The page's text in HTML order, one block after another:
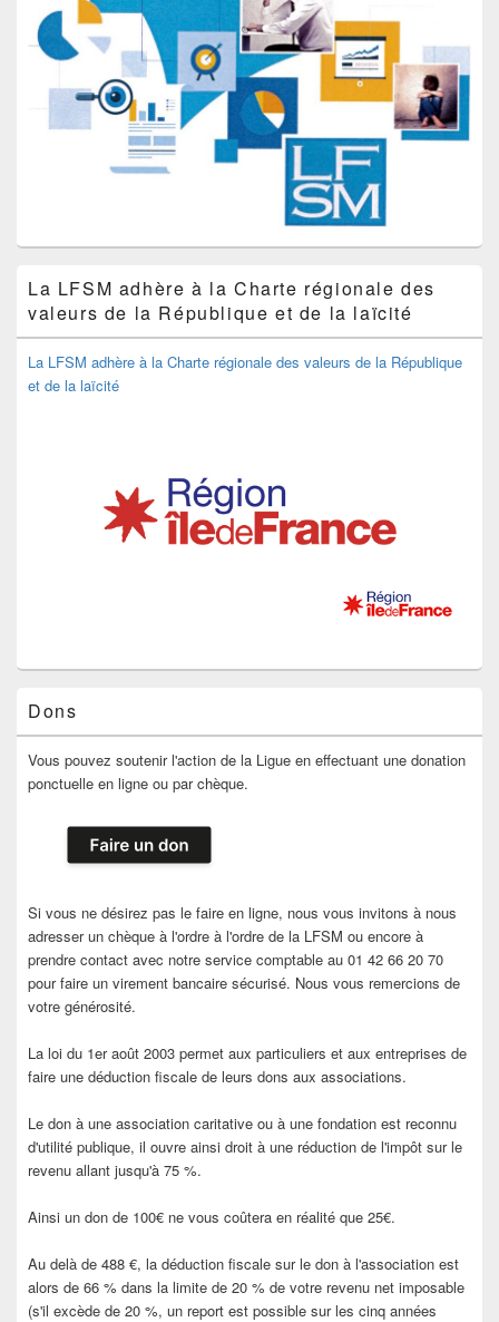
La LFSM adhère à la Charte régionale des
valeurs de la République et de la laïcité
La LFSM adhère à la Charte régionale des valeurs de la République
et de la laïcité
Dons
Vous pouvez soutenir l'action de la Ligue en effectuant une donation
ponctuelle en ligne ou par chèque.
Si vous ne désirez pas le faire en ligne, nous vous invitons à nous
adresser un chèque à l'ordre à l'ordre de la LFSM ou encore à
prendre contact avec notre service comptable au 01 42 66 20 70
pour faire un virement bancaire sécurisé. Nous vous remercions de
votre générosité.
La loi du 1er août 2003 permet aux particuliers et aux entreprises de
faire une déduction fiscale de leurs dons aux associations.
Le don à une association caritative ou à une fondation est reconnu
d'utilité publique, il ouvre ainsi droit à une réduction de l'impôt sur le
revenu allant jusqu'à 75 %.
Ainsi un don de 100€ ne vous coûtera en réalité que 25€.
Au delà de 488 €, la déduction fiscale sur le don à l'association est
alors de 66 % dans la limite de 20 % de votre revenu net imposable
(s'il excède de 20 %, un report est possible sur les cinq années